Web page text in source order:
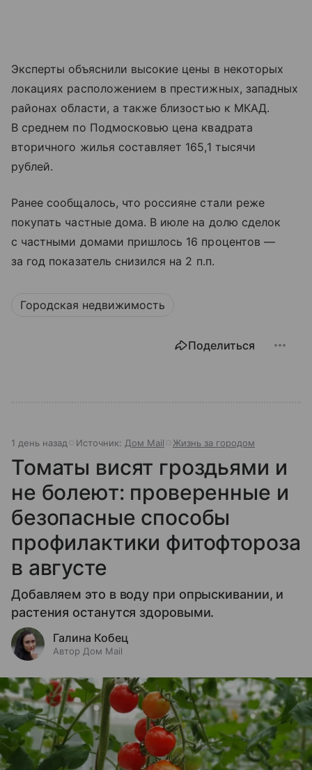
Эксперты объяснили высокие цены в некоторых
локациях расположением в престижных, западных
районах области, а также близостью к МКАД.
В среднем по Подмосковью цена квадрата
вторичного жилья составляет 165,1 тысячи
рублей.
Ранее сообщалось, что россияне стали реже
покупать частные дома. В июле на долю сделок
с частными домами пришлось 16 процентов —
за год показатель снизился на 2 п.п.
Городская недвижимость
Поделиться
1 день назад Источник: Дом Mail Жизнь за городом
Томаты висят гроздьями и
не болеют: проверенные и
безопасные способы
профилактики фитофтороза
в августе
Добавляем это в воду при опрыскивании, и
растения останутся здоровыми.
Галина Кобец
Автор Дом Mail